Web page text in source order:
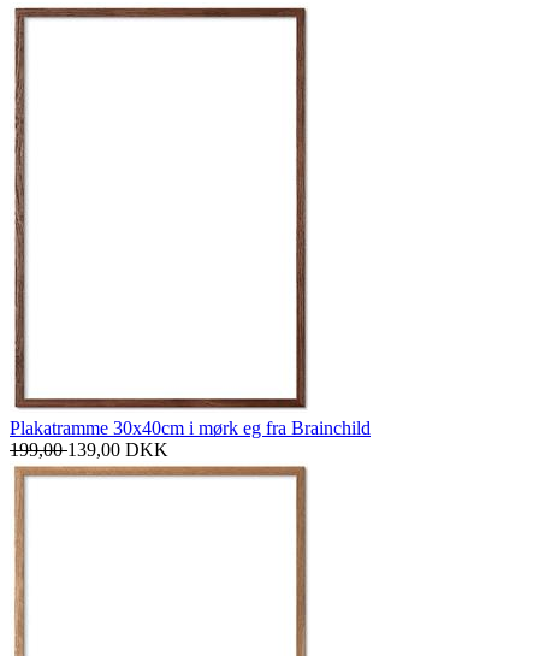
Plakatramme 30x40cm i mørk eg fra Brainchild
199,00139,00 DKK